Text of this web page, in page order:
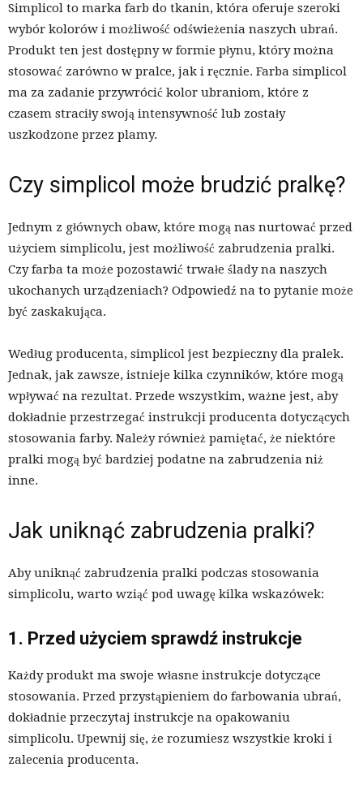
Simplicol to marka farb do tkanin, która oferuje szeroki
wybór kolorów i możliwość odświeżenia naszych ubrań.
Produkt ten jest dostępny w formie płynu, który można
stosować zarówno w pralce, jak i ręcznie. Farba simplicol
ma za zadanie przywrócić kolor ubraniom, które z
czasem straciły swoją intensywność lub zostały
uszkodzone przez plamy.
Czy simplicol może brudzić pralkę?
Jednym z głównych obaw, które mogą nas nurtować przed
użyciem simplicolu, jest możliwość zabrudzenia pralki.
Czy farba ta może pozostawić trwałe ślady na naszych
ukochanych urządzeniach? Odpowiedź na to pytanie może
być zaskakująca.
Według producenta, simplicol jest bezpieczny dla pralek.
Jednak, jak zawsze, istnieje kilka czynników, które mogą
wpływać na rezultat. Przede wszystkim, ważne jest, aby
dokładnie przestrzegać instrukcji producenta dotyczących
stosowania farby. Należy również pamiętać, że niektóre
pralki mogą być bardziej podatne na zabrudzenia niż
inne.
Jak uniknąć zabrudzenia pralki?
Aby uniknąć zabrudzenia pralki podczas stosowania
simplicolu, warto wziąć pod uwagę kilka wskazówek:
1. Przed użyciem sprawdź instrukcje
Każdy produkt ma swoje własne instrukcje dotyczące
stosowania. Przed przystąpieniem do farbowania ubrań,
dokładnie przeczytaj instrukcje na opakowaniu
simplicolu. Upewnij się, że rozumiesz wszystkie kroki i
zalecenia producenta.